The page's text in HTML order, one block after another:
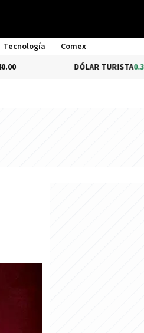
Tecnología
Comex
DÓLAR TURISTA0.34%$1,976.00